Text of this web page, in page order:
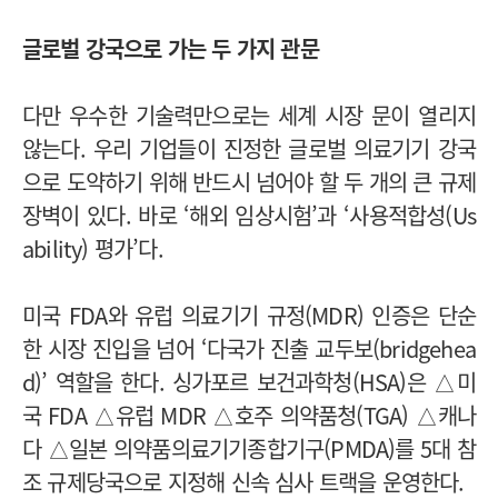
글로벌 강국으로 가는 두 가지 관문
다만 우수한 기술력만으로는 세계 시장 문이 열리지
않는다. 우리 기업들이 진정한 글로벌 의료기기 강국
으로 도약하기 위해 반드시 넘어야 할 두 개의 큰 규제
장벽이 있다. 바로 ‘해외 임상시험’과 ‘사용적합성(Us
ability) 평가’다.
미국 FDA와 유럽 의료기기 규정(MDR) 인증은 단순
한 시장 진입을 넘어 ‘다국가 진출 교두보(bridgehea
d)’ 역할을 한다. 싱가포르 보건과학청(HSA)은 △미
국 FDA △유럽 MDR △호주 의약품청(TGA) △캐나
다 △일본 의약품의료기기종합기구(PMDA)를 5대 참
조 규제당국으로 지정해 신속 심사 트랙을 운영한다.